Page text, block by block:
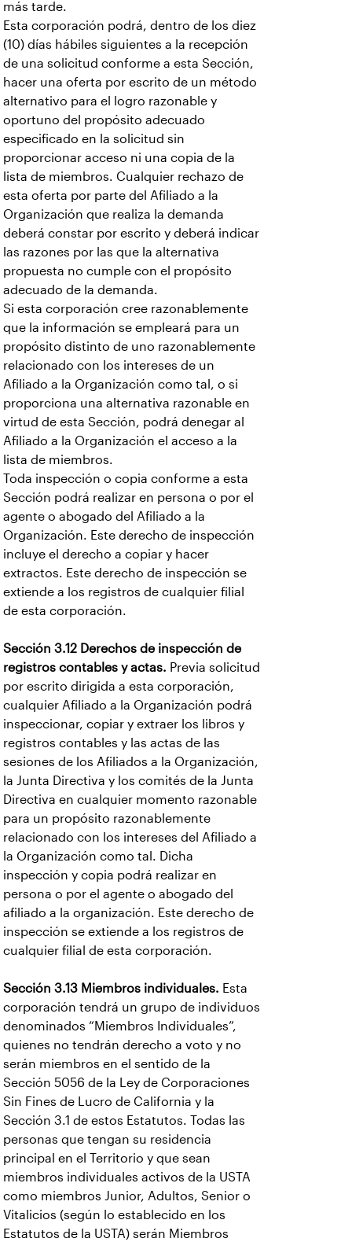
más tarde.
Esta corporación podrá, dentro de los diez
(10) días hábiles siguientes a la recepción
de una solicitud conforme a esta Sección,
hacer una oferta por escrito de un método
alternativo para el logro razonable y
oportuno del propósito adecuado
especificado en la solicitud sin
proporcionar acceso ni una copia de la
lista de miembros. Cualquier rechazo de
esta oferta por parte del Afiliado a la
Organización que realiza la demanda
deberá constar por escrito y deberá indicar
las razones por las que la alternativa
propuesta no cumple con el propósito
adecuado de la demanda.
Si esta corporación cree razonablemente
que la información se empleará para un
propósito distinto de uno razonablemente
relacionado con los intereses de un
Afiliado a la Organización como tal, o si
proporciona una alternativa razonable en
virtud de esta Sección, podrá denegar al
Afiliado a la Organización el acceso a la
lista de miembros.
Toda inspección o copia conforme a esta
Sección podrá realizar en persona o por el
agente o abogado del Afiliado a la
Organización. Este derecho de inspección
incluye el derecho a copiar y hacer
extractos. Este derecho de inspección se
extiende a los registros de cualquier filial
de esta corporación.
Sección 3.12 Derechos de inspección de
registros contables y actas. Previa solicitud
por escrito dirigida a esta corporación,
cualquier Afiliado a la Organización podrá
inspeccionar, copiar y extraer los libros y
registros contables y las actas de las
sesiones de los Afiliados a la Organización,
la Junta Directiva y los comités de la Junta
Directiva en cualquier momento razonable
para un propósito razonablemente
relacionado con los intereses del Afiliado a
la Organización como tal. Dicha
inspección y copia podrá realizar en
persona o por el agente o abogado del
afiliado a la organización. Este derecho de
inspección se extiende a los registros de
cualquier filial de esta corporación.
Sección 3.13 Miembros individuales. Esta
corporación tendrá un grupo de individuos
denominados “Miembros Individuales”,
quienes no tendrán derecho a voto y no
serán miembros en el sentido de la
Sección 5056 de la Ley de Corporaciones
Sin Fines de Lucro de California y la
Sección 3.1 de estos Estatutos. Todas las
personas que tengan su residencia
principal en el Territorio y que sean
miembros individuales activos de la USTA
como miembros Junior, Adultos, Senior o
Vitalicios (según lo establecido en los
Estatutos de la USTA) serán Miembros